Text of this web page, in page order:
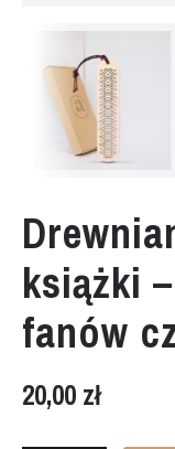
książki
fanów
20,00 zł